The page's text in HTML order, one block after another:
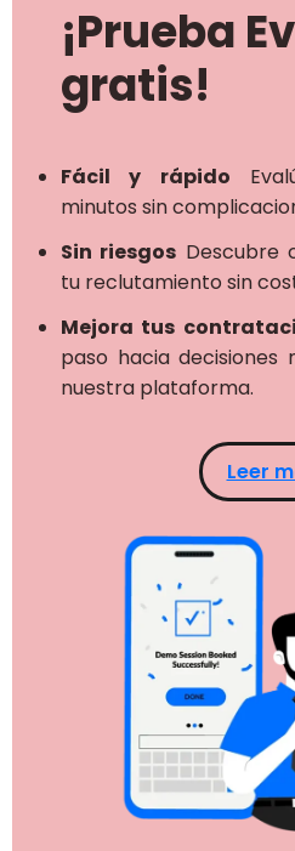
¡Prueba
gratis!
Fácil y rápido
minutos sin
Sin riesgos Descubre
tu reclutamiento sin
Mejora tus
paso hacia decisiones
nuestra plataforma.
Leer